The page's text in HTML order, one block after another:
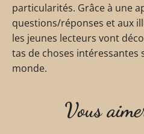
particularités. Grâce à une
questions/réponses et aux
les jeunes lecteurs vont
tas de choses intéressantes
monde.
Vous